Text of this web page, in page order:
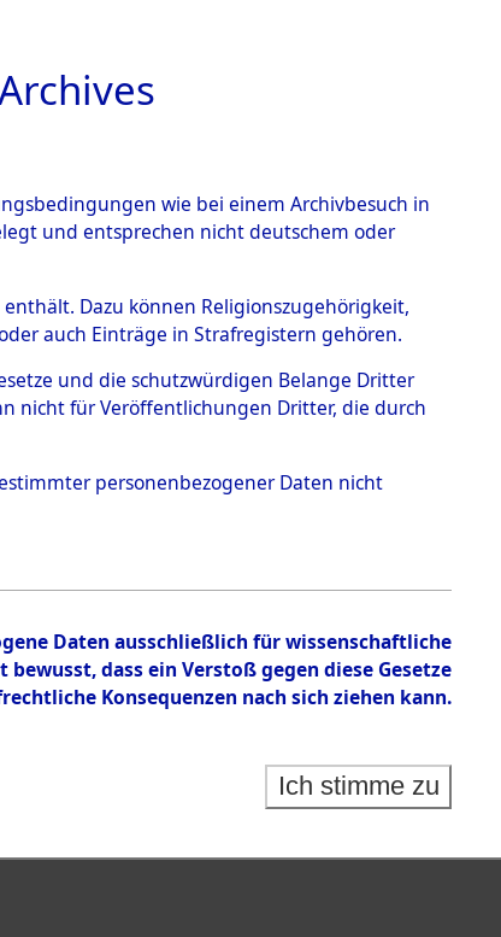
wie bei einem Archivbesuch in
und entsprechen nicht deutschem oder
Dazu können Religionszugehörigkeit,
auch Einträge in Strafregistern gehören.
und die schutzwürdigen Belange Dritter
nicht für Veröffentlichungen Dritter, die durch
personenbezogener Daten nicht
Daten ausschließlich für wissenschaftliche
dass ein Verstoß gegen diese Gesetze
Konsequenzen nach sich ziehen kann.
Ich stimme zu